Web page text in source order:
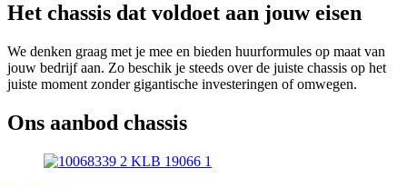
Het chassis dat voldoet aan jouw eisen
We denken graag met je mee en bieden huurformules op maat van
jouw bedrijf aan. Zo beschik je steeds over de juiste chassis op het
juiste moment zonder gigantische investeringen of omwegen.
Ons aanbod chassis